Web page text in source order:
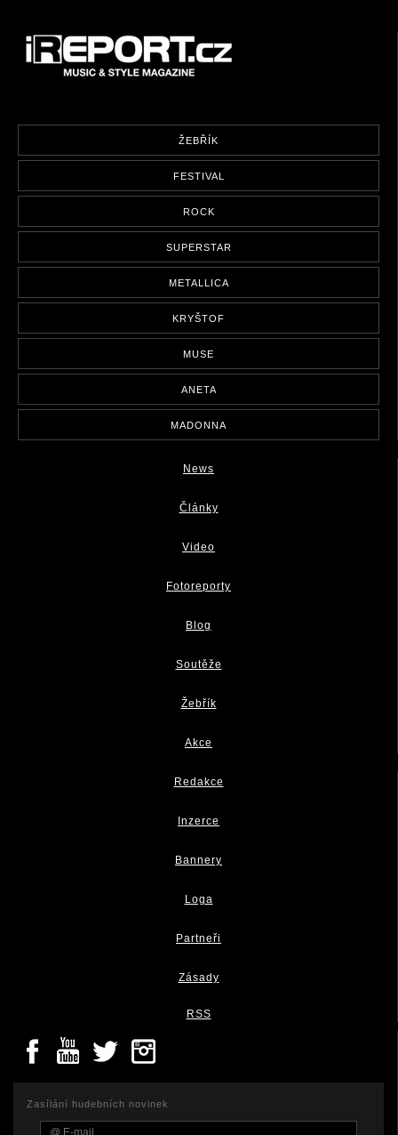
ŽEBŘÍK
FESTIVAL
ROCK
SUPERSTAR
METALLICA
KRYŠTOF
MUSE
ANETA
MADONNA
News
Články
Video
Fotoreporty
Blog
Soutěže
Žebřík
Akce
Redakce
Inzerce
Bannery
Loga
Partneři
Zásady
RSS
Zasílání hudebních novinek